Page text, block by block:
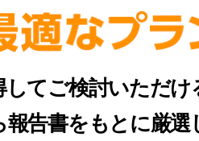
てご検討いただ
告書をもとに厳選